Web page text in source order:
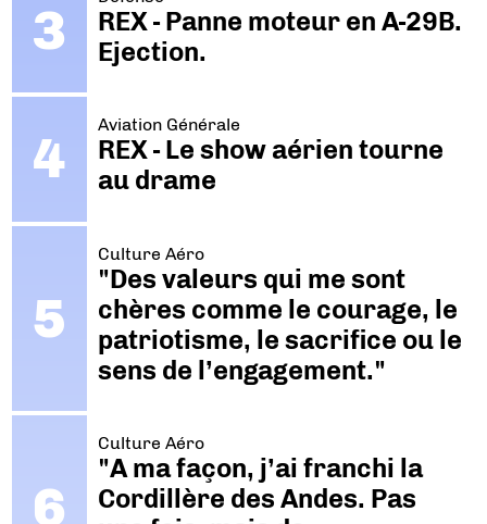
REX - Panne moteur en A-29B.
Ejection.
Aviation Générale
REX - Le show aérien tourne
au drame
Culture Aéro
"Des valeurs qui me sont
chères comme le courage, le
patriotisme, le sacrifice ou le
sens de l’engagement."
Culture Aéro
"A ma façon, j’ai franchi la
Cordillère des Andes. Pas